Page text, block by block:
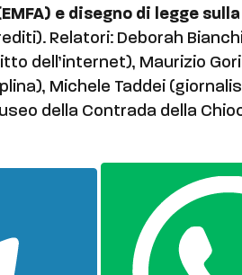
e disegno di legge
Relatori: Deborah
dell’internet), Maurizio
Michele Taddei
della Contrada della